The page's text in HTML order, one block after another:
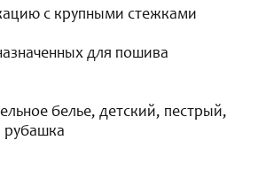
с крупными стежками
для пошива
белье, детский, пестрый,
рубашка